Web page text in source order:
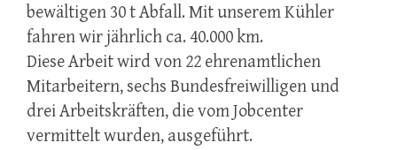
bewältigen 30 t Abfall. Mit unserem Kühler
fahren wir jährlich ca. 40.000 km.
Diese Arbeit wird von 22 ehrenamtlichen
Mitarbeitern, sechs Bundesfreiwilligen und
drei Arbeitskräften, die vom Jobcenter
vermittelt wurden, ausgeführt.